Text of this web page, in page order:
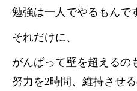
勉強は一人でやるもんで
それだけに、
がんばって壁を超えるの
努力を2時間、維持させる